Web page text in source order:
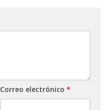
Correo electrónico *